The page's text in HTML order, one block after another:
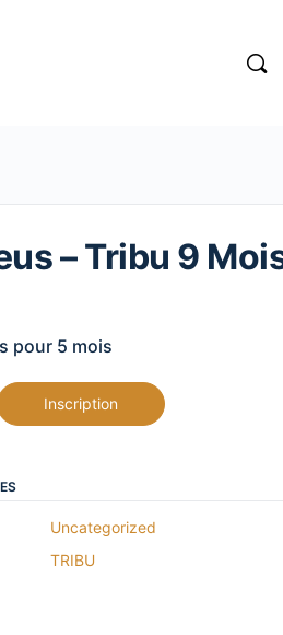
– Tribu 9
pour 5 mois
Inscription
Uncategorized
TRIBU